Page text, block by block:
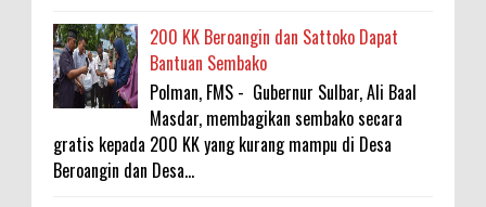
200 KK Beroangin dan Sattoko Dapat
Bantuan Sembako
Polman, FMS - Gubernur Sulbar, Ali Baal
Masdar, membagikan sembako secara
gratis kepada 200 KK yang kurang mampu di Desa
Beroangin dan Desa...